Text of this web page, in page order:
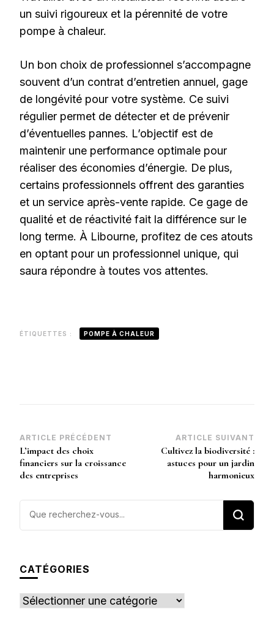
un suivi rigoureux et la pérennité de votre
pompe à chaleur.
Un bon choix de professionnel s’accompagne
souvent d’un contrat d’entretien annuel, gage
de longévité pour votre système. Ce suivi
régulier permet de détecter et de prévenir
d’éventuelles pannes. L’objectif est de
maintenir une performance optimale pour
réaliser des économies d’énergie. De plus,
certains professionnels offrent des garanties
et un service après-vente rapide. Ce gage de
qualité et de réactivité fait la différence sur le
long terme. À Libourne, profitez de ces atouts
en optant pour un professionnel unique, qui
saura répondre à toutes vos attentes.
ÉTIQUETTES : POMPE À CHALEUR
Navigation
d’article
ARTICLE PRÉCÉDENT
L’impact des choix
financiers sur la croissance
des entreprises
ARTICLE SUIVANT
Cultivez la biodiversité :
astuces pour un jardin
harmonieux
Vous
CATÉGORIES
Catégories